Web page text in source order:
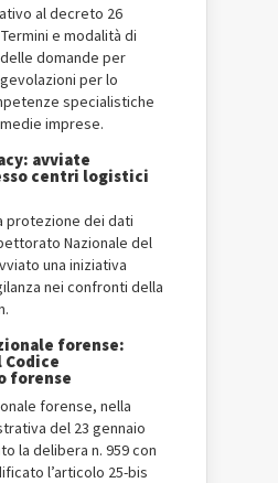
al decreto 26
e modalità di
domande per
per lo
specialistiche
imprese.
avviate
centri logistici
protezione dei dati
Nazionale del
una iniziativa
nei confronti della
forense:
forense
forense, nella
del 23 gennaio
la delibera n. 959 con
l’articolo 25-bis